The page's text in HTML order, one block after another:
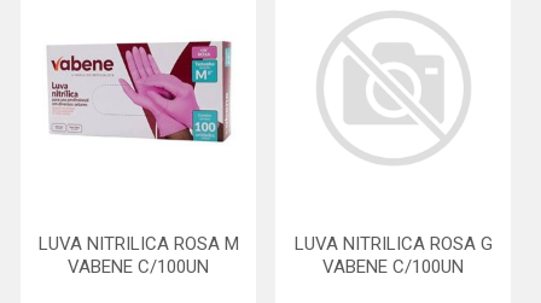
LUVA NITRILICA ROSA M
VABENE C/100UN
LUVA NITRILICA ROSA G
VABENE C/100UN